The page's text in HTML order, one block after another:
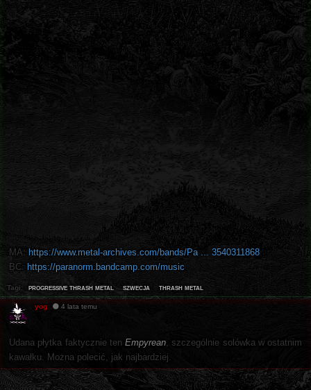
MA: https://www.metal-archives.com/bands/Pa ... 3540311868
BC: https://paranorm.bandcamp.com/music
Tagi: progressive thrash metal szwecja thrash metal
yog 4 lata temu
Udana płytka faktycznie ten Empyrean , szczególnie solówka w ostatnim
kawałku. Można polecić, jak najbardziej.